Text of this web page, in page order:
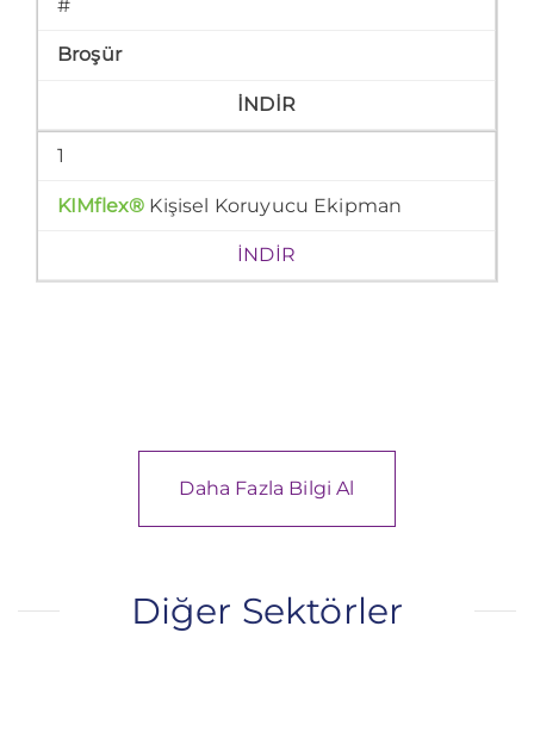
#
Broşür
İNDİR
1
KIMflex® Kişisel Koruyucu Ekipman
İNDİR
Daha Fazla Bilgi Al
Diğer Sektörler